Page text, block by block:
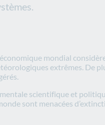
mondial
extrêmes. De
scientifique et
sont menacées